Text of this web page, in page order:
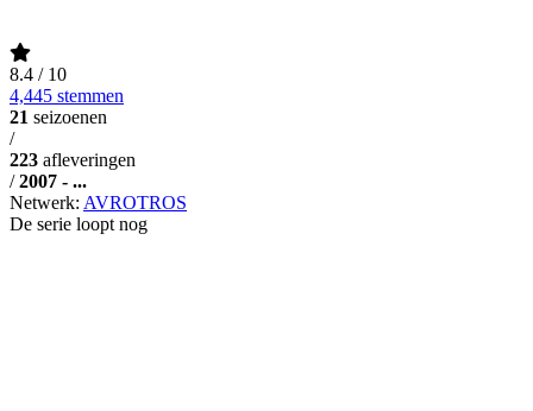
8.4 / 10
4,445 stemmen
21 seizoenen
/
223 afleveringen
/ 2007 - ...
Netwerk: AVROTROS
De serie loopt nog